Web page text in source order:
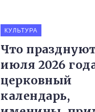
КУЛЬТУРА
Что празднуют
июля 2026
церковный
календарь,